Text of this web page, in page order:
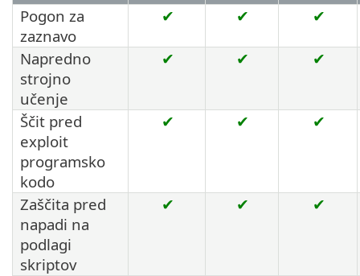
Pogon za
zaznavo
✔ ✔ ✔
Napredno
strojno
učenje
✔ ✔ ✔
Ščit pred
exploit
programsko
kodo
✔ ✔ ✔
Zaščita pred
napadi na
podlagi
skriptov
✔ ✔ ✔